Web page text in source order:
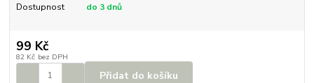
Dostupnost do 3 dnů
99 Kč
82 Kč bez DPH
Přidat do košíku